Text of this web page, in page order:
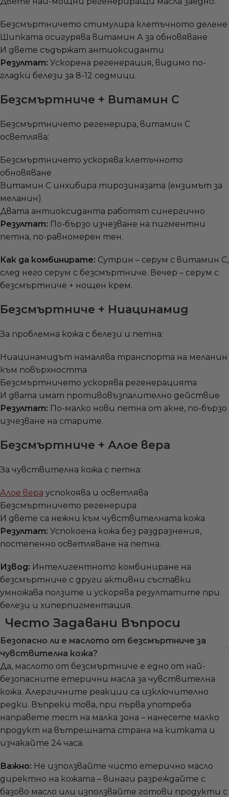
Безсмъртничето стимулира клетъчното делене
Шипката осигурява витамин А за обновяване
И двете съдържат антиоксиданти
Резултат: Ускорена регенерация, видимо по-
гладки белези за 8-12 седмици.
Безсмъртниче + Витамин C
Безсмъртничето регенерира, витамин C
осветлява:
Безсмъртничето ускорява клетъчното
обновяване
Витамин C инхибира тирозиназата (ензимът за
меланин)
Двата антиоксиданта работят синергично
Резултат: По-бързо изчезване на пигментни
петна, по-равномерен тен.
Как да комбинирате: Сутрин – серум с витамин C,
след него серум с безсмъртниче. Вечер – серум с
безсмъртниче + нощен крем.
Безсмъртниче + Ниацинамид
За проблемна кожа с белези и петна:
Ниацинамидът намалява транспорта на меланин
към повърхността
Безсмъртничето ускорява регенерацията
И двата имат противовъзпалително действие
Резултат: По-малко нови петна от акне, по-бързо
изчезване на старите.
Безсмъртниче + Алое вера
За чувствителна кожа с петна:
Алое вера успокоява и осветлява
Безсмъртничето регенерира
И двете са нежни към чувствителната кожа
Резултат: Успокоена кожа без раздразнения,
постепенно осветляване на петна.
Извод: Интелигентното комбиниране на
безсмъртниче с други активни съставки
умножава ползите и ускорява резултатите при
белези и хиперпигментация.
Често Задавани Въпроси
Безопасно ли е маслото от безсмъртниче за
чувствителна кожа?
Да, маслото от безсмъртниче е едно от най-
безопасните етерични масла за чувствителна
кожа. Алергичните реакции са изключително
редки. Въпреки това, при първа употреба
направете тест на малка зона – нанесете малко
продукт на вътрешната страна на китката и
изчакайте 24 часа.
Важно: Не използвайте чисто етерично масло
директно на кожата – винаги разреждайте с
базово масло или използвайте готови продукти с